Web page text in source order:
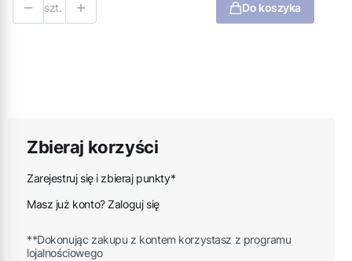
szt. Do koszyka
Zbieraj korzyści
Zarejestruj się i zbieraj punkty*
Masz już konto? Zaloguj się
**Dokonując zakupu z kontem korzystasz z programu
lojalnościowego